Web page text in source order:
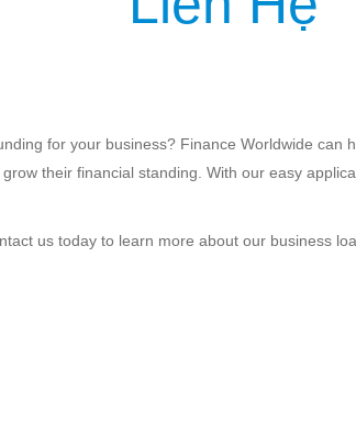
for your business? Finance Worldwide can
their financial standing. With our easy
us today to learn more about our business